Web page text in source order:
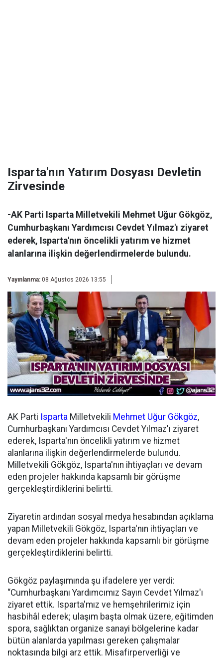
Isparta'nın Yatırım Dosyası Devletin
Zirvesinde
-AK Parti Isparta Milletvekili Mehmet Uğur Gökgöz,
Cumhurbaşkanı Yardımcısı Cevdet Yılmaz'ı ziyaret
ederek, Isparta'nın öncelikli yatırım ve hizmet
alanlarına ilişkin değerlendirmelerde bulundu.
Yayınlanma: 08 Ağustos 2026 13:55
AK Parti Isparta Milletvekili Mehmet Uğur Gökgöz,
Cumhurbaşkanı Yardımcısı Cevdet Yılmaz'ı ziyaret
ederek, Isparta'nın öncelikli yatırım ve hizmet
alanlarına ilişkin değerlendirmelerde bulundu.
Milletvekili Gökgöz, Isparta'nın ihtiyaçları ve devam
eden projeler hakkında kapsamlı bir görüşme
gerçekleştirdiklerini belirtti.
Ziyaretin ardından sosyal medya hesabından açıklama
yapan Milletvekili Gökgöz, Isparta'nın ihtiyaçları ve
devam eden projeler hakkında kapsamlı bir görüşme
gerçekleştirdiklerini belirtti.
Gökgöz paylaşımında şu ifadelere yer verdi:
“Cumhurbaşkanı Yardımcımız Sayın Cevdet Yılmaz'ı
ziyaret ettik. Isparta'mız ve hemşehrilerimiz için
hasbihâl ederek; ulaşım başta olmak üzere, eğitimden
spora, sağlıktan organize sanayi bölgelerine kadar
bütün alanlarda yapılması gereken çalışmalar
noktasında bilgi arz ettik. Misafirperverliği ve